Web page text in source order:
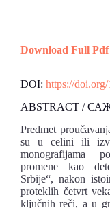
Download Full Pdf
DOI: https://
ABSTRACT /
Predmet
su u celini ili
monografijama
promene kao
Srbije“, nakon
proteklih četvrt
ključnih reči, a u